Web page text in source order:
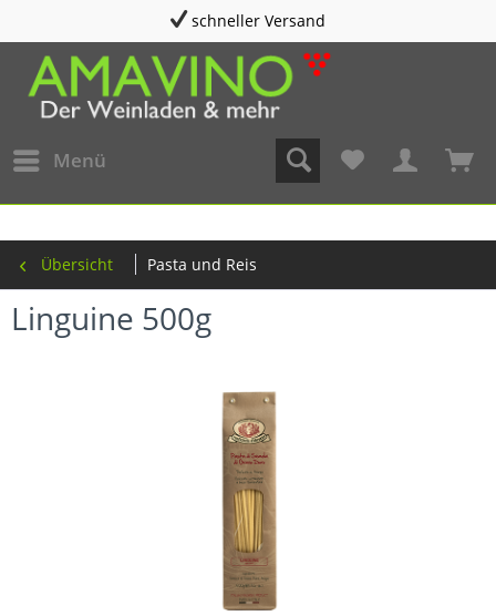
schneller Versand
Menü
Übersicht Pasta und Reis
Linguine 500g